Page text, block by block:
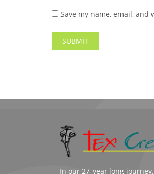
Save my name, email,
In our 27-year long